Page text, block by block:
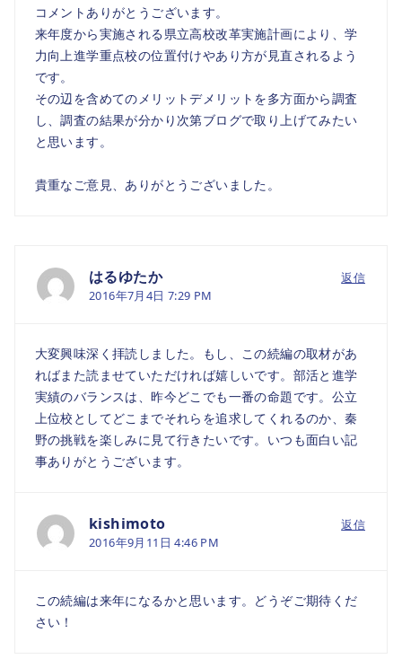
コメントありがとうございます。
来年度から実施される県立高校改革実施計画により、学
力向上進学重点校の位置付けやあり方が見直されるよう
です。
その辺を含めてのメリットデメリットを多方面から調査
し、調査の結果が分かり次第ブログで取り上げてみたい
と思います。
貴重なご意見、ありがとうございました。
はるゆたか
2016年7月4日 7:29 PM
返信
大変興味深く拝読しました。もし、この続編の取材があ
ればまた読ませていただければ嬉しいです。部活と進学
実績のバランスは、昨今どこでも一番の命題です。公立
上位校としてどこまでそれらを追求してくれるのか、秦
野の挑戦を楽しみに見て行きたいです。いつも面白い記
事ありがとうございます。
kishimoto
2016年9月11日 4:46 PM
返信
この続編は来年になるかと思います。どうぞご期待くだ
さい！